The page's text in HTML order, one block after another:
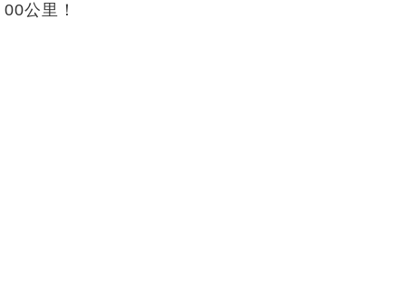
00公里！